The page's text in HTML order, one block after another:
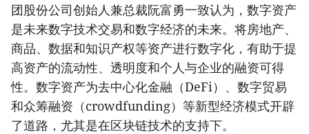
团股份公司创始人兼总裁阮富勇一致认为，数字资产
是未来数字技术交易和数字经济的未来。将房地产、
商品、数据和知识产权等资产进行数字化，有助于提
高资产的流动性、透明度和个人与企业的融资可得
性。数字资产为去中心化金融（DeFi）、数字贸易
和众筹融资（crowdfunding）等新型经济模式开辟
了道路，尤其是在区块链技术的支持下。